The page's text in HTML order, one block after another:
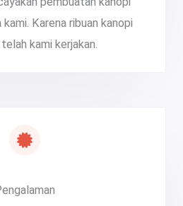
Karena ribuan kanopi
kami kerjakan.